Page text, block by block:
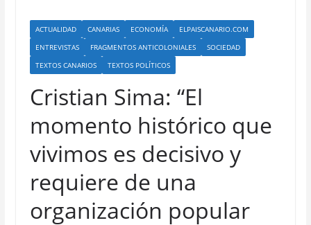
ACTUALIDAD CANARIAS ECONOMÍA
ELPAISCANARIO.COM
ENTREVISTAS
FRAGMENTOS ANTICOLONIALES
SOCIEDAD
TEXTOS CANARIOS
TEXTOS POLÍTICOS
Cristian Sima: “El
momento histórico que
vivimos es decisivo y
requiere de una
organización popular